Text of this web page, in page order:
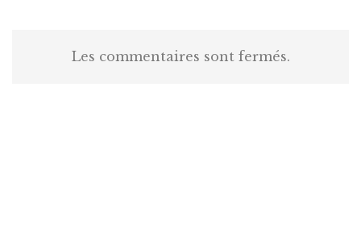
Les commentaires sont fermés.